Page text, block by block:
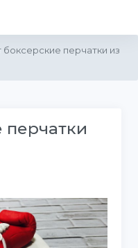
боксерские перчатки из
перчатки